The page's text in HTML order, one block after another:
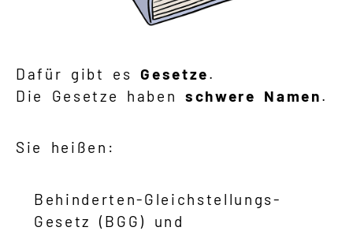
Dafür gibt esGesetze.
Die Gesetze haben schwere Namen.
Sie heißen:
Behinderten-Gleichstellungs-
Gesetz (BGG) und